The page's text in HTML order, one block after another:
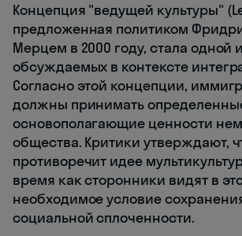
Концепция "ведущей культуры"
предложенная политиком
Мерцем в 2000 году, стала одной
обсуждаемых в контексте
Согласно этой концепции,
должны принимать
основополагающие ценности
общества. Критики утверждают,
противоречит идее
время как сторонники видят в
необходимое условие
социальной сплоченности.